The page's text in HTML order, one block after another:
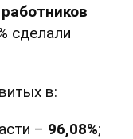
сделали
в:
– 96,08%;